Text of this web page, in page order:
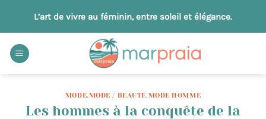
contenu
L’art de vivre au féminin, entre soleil et élégance.
MODE,MODE / BEAUTÉ,MODE HOMME
Les hommes à la conquête de la